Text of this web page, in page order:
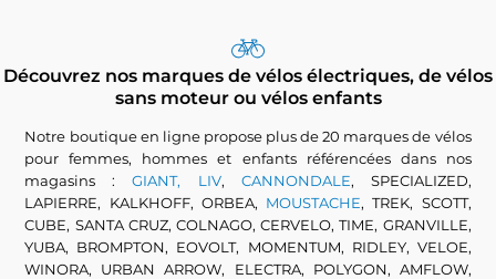
Découvrez nos marques de vélos électriques, de vélos
sans moteur ou vélos enfants
Notre boutique en ligne propose plus de 20 marques de vélos
pour femmes, hommes et enfants référencées dans nos
magasins :GIANT, LIV, CANNONDALE, SPECIALIZED,
LAPIERRE, KALKHOFF, ORBEA, MOUSTACHE, TREK, SCOTT,
CUBE, SANTA CRUZ, COLNAGO, CERVELO, TIME, GRANVILLE,
YUBA, BROMPTON, EOVOLT, MOMENTUM, RIDLEY, VELOE,
WINORA, URBAN ARROW, ELECTRA, POLYGON, AMFLOW,